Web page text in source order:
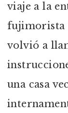
viaje a la
fujimorista
volvió a
una casa